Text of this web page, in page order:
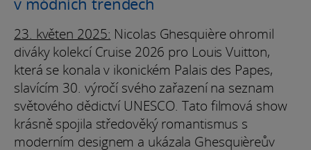
23. květen 2025: Nicolas Ghesquière ohromil
diváky kolekcí Cruise 2026 pro Louis Vuitton,
která se konala v ikonickém Palais des Papes,
slavícím 30. výročí svého zařazení na seznam
světového dědictví UNESCO. Tato filmová show
krásně spojila středověký romantismus s
moderním designem a ukázala Ghesquièreův